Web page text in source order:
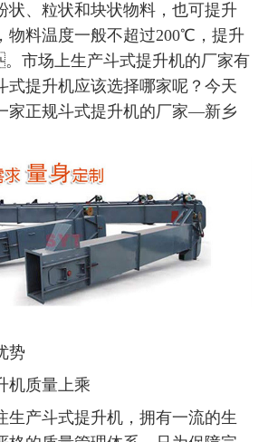
、粒状和块状物料，也可提升
物料温度一般不超过200℃，提升
市场上生产斗式提升机的厂家有
式提升机应该选择哪家呢？今天
家正规斗式提升机的厂家—新乡
势
机质量上乘
生产斗式提升机，拥有一流的生